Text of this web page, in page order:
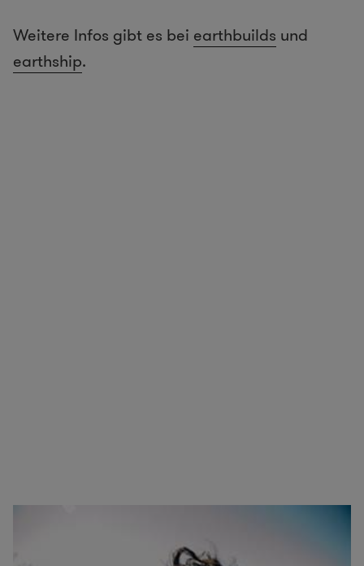
Weitere Infos gibt es bei earthbuilds und
earthship.